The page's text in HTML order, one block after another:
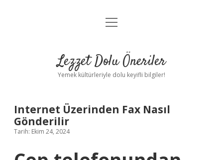
Anasayfa
Yasal Uyarı
menüyü
Lezzet Dolu Öneriler
Yemek kültürleriyle dolu keyifli bilgiler!
Internet Üzerinden Fax Nasıl
Gönderilir
Tarih: Ekim 24, 2024